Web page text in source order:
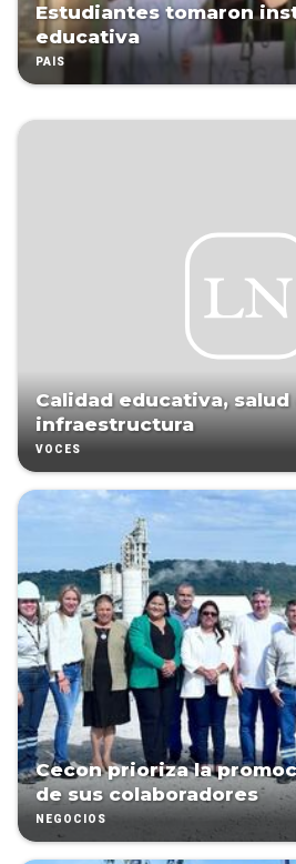
Estudiantes tomaron
educativa
PAÍS
Calidad educativa, salud
infraestructura
VOCES
Cecon prioriza la
de sus colaboradores
NEGOCIOS